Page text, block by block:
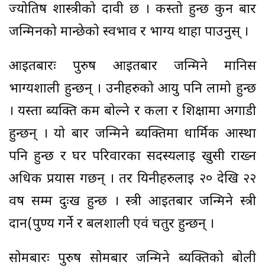
ज्योतिष शास्त्रीको दावी छ । कस्तो हुन्छ कुन बार
जन्मिनको मान्छेको स्वभाव र भाग्य थाहा पाउनुस् ।
आइतबारः पुरुष आइतबार जन्मिने मानिस
भाग्यशाली हुन्छन् । उनीहरुको आयु पनि लामो हुन्छ
। यस्ता ब्यक्ति कम बोल्ने र कला र शिक्षामा अगाडी
हुन्छन् । यो बार जन्मिने ब्यक्तिमा धार्मिक आस्था
पनि हुन्छ र घर परिवारका सदस्यलाई खुसी राख्न
अधिक प्रयास गर्छन् । तर यिनीहरुलाई २० देखि २२
वर्ष सम्म दुःख हुन्छ । स्त्री आइतबार जन्मिने स्त्री
दान(पुण्य गर्ने र बलशाली एवं चतुर हुन्छन् ।
सोमबारः पुरुष सोमबार जन्मिने ब्यक्तिको बोली